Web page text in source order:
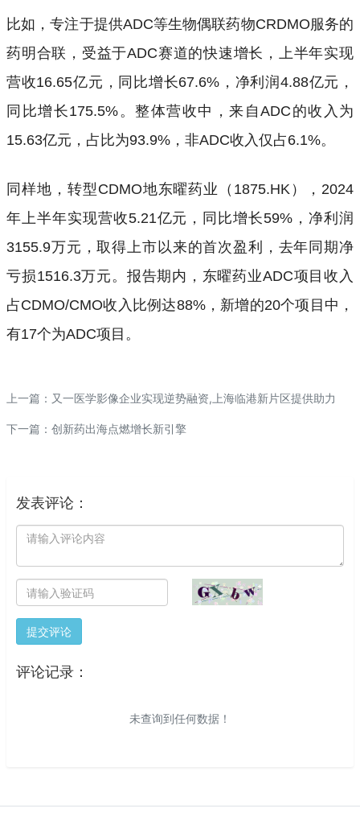
比如，专注于提供ADC等生物偶联药物CRDMO服务的
药明合联，受益于ADC赛道的快速增长，上半年实现
营收16.65亿元，同比增长67.6%，净利润4.88亿元，
同比增长175.5%。整体营收中，来自ADC的收入为
15.63亿元，占比为93.9%，非ADC收入仅占6.1%。
同样地，转型CDMO地东曜药业（1875.HK），2024
年上半年实现营收5.21亿元，同比增长59%，净利润
3155.9万元，取得上市以来的首次盈利，去年同期净
亏损1516.3万元。报告期内，东曜药业ADC项目收入
占CDMO/CMO收入比例达88%，新增的20个项目中，
有17个为ADC项目。
上一篇： 又一医学影像企业实现逆势融资,上海临港新片区提供助力
下一篇： 创新药出海点燃增长新引擎
发表评论：
提交评论
评论记录：
未查询到任何数据！